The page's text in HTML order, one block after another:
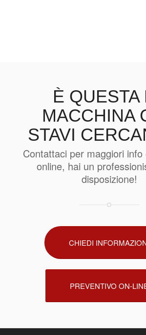
È QUESTA
MACCHINA
STAVI
Contattaci per maggiori
online, hai un
disposizione!
CHIEDI
PREVENTIVO ON-